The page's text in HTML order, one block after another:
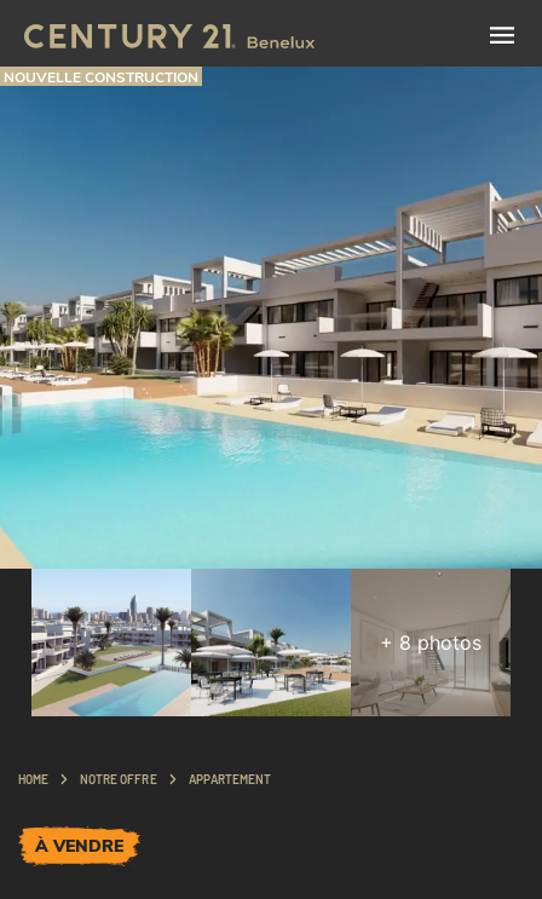
NOUVELLE CONSTRUCTION
+ 8photos
HOME NOTRE OFFRE APPARTEMENT
À VENDRE